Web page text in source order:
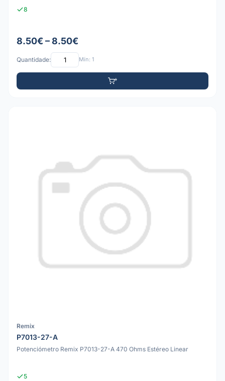
8
8.50€ – 8.50€
Quantidade: Mín: 1
Remix
P7013-27-A
Potenciómetro Remix P7013-27-A 470 Ohms Estéreo Linear
5